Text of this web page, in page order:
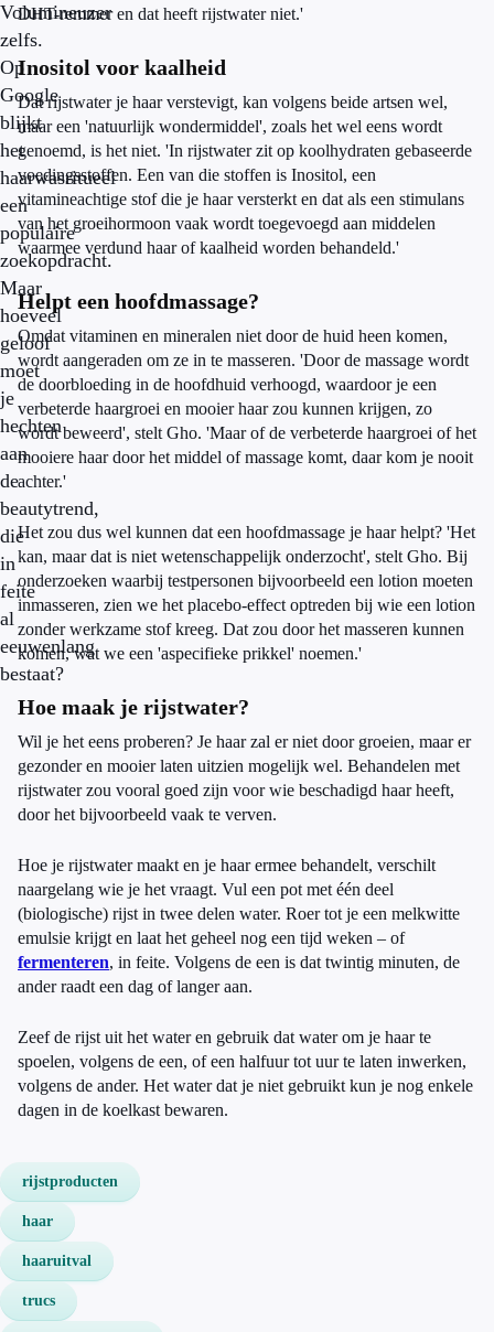
Volumineuzer
zelfs.
Op
Google
blijkt
het
haarwasritueel
een
populaire
zoekopdracht.
Maar
hoeveel
geloof
moet
je
hechten
aan
de
beautytrend,
die
in
feite
al
eeuwenlang
bestaat?
DHT-remmer en dat heeft rijstwater niet.'
Inositol voor kaalheid
Dat rijstwater je haar verstevigt, kan volgens beide artsen wel,
maar een 'natuurlijk wondermiddel', zoals het wel eens wordt
genoemd, is het niet. 'In rijstwater zit op koolhydraten gebaseerde
voedingsstoffen. Een van die stoffen is Inositol, een
vitamineachtige stof die je haar versterkt en dat als een stimulans
van het groeihormoon vaak wordt toegevoegd aan middelen
waarmee verdund haar of kaalheid worden behandeld.'
Helpt een hoofdmassage?
Omdat vitaminen en mineralen niet door de huid heen komen,
wordt aangeraden om ze in te masseren. 'Door de massage wordt
de doorbloeding in de hoofdhuid verhoogd, waardoor je een
verbeterde haargroei en mooier haar zou kunnen krijgen, zo
wordt beweerd', stelt Gho. 'Maar of de verbeterde haargroei of het
mooiere haar door het middel of massage komt, daar kom je nooit
achter.'
Het zou dus wel kunnen dat een hoofdmassage je haar helpt? 'Het
kan, maar dat is niet wetenschappelijk onderzocht', stelt Gho. Bij
onderzoeken waarbij testpersonen bijvoorbeeld een lotion moeten
inmasseren, zien we het placebo-effect optreden bij wie een lotion
zonder werkzame stof kreeg. Dat zou door het masseren kunnen
komen, wat we een 'aspecifieke prikkel' noemen.'
Hoe maak je rijstwater?
Wil je het eens proberen? Je haar zal er niet door groeien, maar er
gezonder en mooier laten uitzien mogelijk wel. Behandelen met
rijstwater zou vooral goed zijn voor wie beschadigd haar heeft,
door het bijvoorbeeld vaak te verven.
Hoe je rijstwater maakt en je haar ermee behandelt, verschilt
naargelang wie je het vraagt. Vul een pot met één deel
(biologische) rijst in twee delen water. Roer tot je een melkwitte
emulsie krijgt en laat het geheel nog een tijd weken – of
fermenteren, in feite. Volgens de een is dat twintig minuten, de
ander raadt een dag of langer aan.
Zeef de rijst uit het water en gebruik dat water om je haar te
spoelen, volgens de een, of een halfuur tot uur te laten inwerken,
volgens de ander. Het water dat je niet gebruikt kun je nog enkele
dagen in de koelkast bewaren.
rijstproducten
haar
haaruitval
trucs